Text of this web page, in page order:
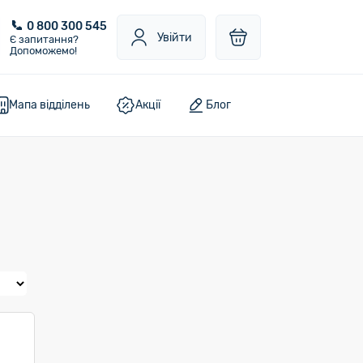
0 800 300 545
Є запитання?
Допоможемо!
Увійти
Мапа відділень Акції Блог